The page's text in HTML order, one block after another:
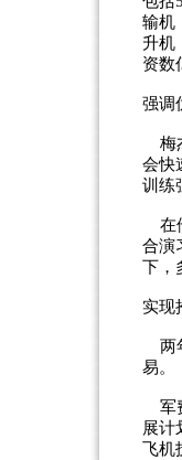
输机
升机
资数
强调
梅
会快
训练
在
合演
下，
实现
两
易。
军
展计
飞机